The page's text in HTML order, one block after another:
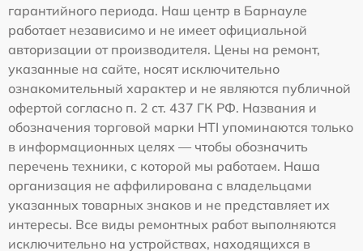
гарантийного периода. Наш центр в Барнауле
работает независимо и не имеет официальной
авторизации от производителя. Цены на ремонт,
указанные на сайте, носят исключительно
ознакомительный характер и не являются публичной
офертой согласно п. 2 ст. 437 ГК РФ. Названия и
обозначения торговой марки HTI упоминаются только
в информационных целях — чтобы обозначить
перечень техники, с которой мы работаем. Наша
организация не аффилирована с владельцами
указанных товарных знаков и не представляет их
интересы. Все виды ремонтных работ выполняются
исключительно на устройствах, находящихся в